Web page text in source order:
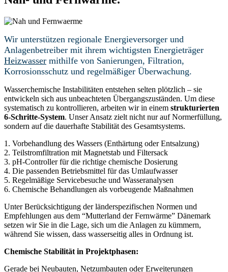
Wir unterstützen regionale Energieversorger und
Anlagenbetreiber mit ihrem wichtigsten Energieträger
Heizwasser mithilfe von Sanierungen, Filtration,
Korrosionsschutz und regelmäßiger Überwachung.
Wasserchemische Instabilitäten entstehen selten plötzlich – sie
entwickeln sich aus unbeachteten Übergangszuständen. Um diese
systematisch zu kontrollieren, arbeiten wir in einem strukturierten
6-Schritte-System. Unser Ansatz zielt nicht nur auf Normerfüllung,
sondern auf die dauerhafte Stabilität des Gesamtsystems.
1. Vorbehandlung des Wassers (Enthärtung oder Entsalzung)
2. Teilstromfiltration mit Magnetstab und Filtersack
3. pH-Controller für die richtige chemische Dosierung
4. Die passenden Betriebsmittel für das Umlaufwasser
5. Regelmäßige Servicebesuche und Wasseranalysen
6. Chemische Behandlungen als vorbeugende Maßnahmen
Unter Berücksichtigung der länderspezifischen Normen und
Empfehlungen aus dem “Mutterland der Fernwärme” Dänemark
setzen wir Sie in die Lage, sich um die Anlagen zu kümmern,
während Sie wissen, dass wasserseitig alles in Ordnung ist.
Chemische Stabilität in Projektphasen:
Gerade bei Neubauten, Netzumbauten oder Erweiterungen